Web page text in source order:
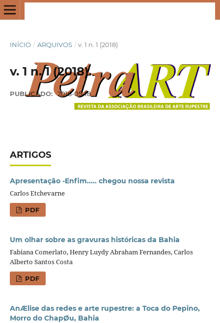
INÍCIO / ARQUIVOS / v. 1 n. 1 (2018)
v. 1 n. 1 (2018)
PUBLICADO: 2018-05-18
ARTIGOS
Apresentação -Enﬁm..... chegou nossa revista
Carlos Etchevarne
PDF
Um olhar sobre as gravuras históricas da Bahia
Fabiana Comerlato, Henry Luydy Abraham Fernandes, Carlos
Alberto Santos Costa
PDF
AnÆlise das redes e arte rupestre: a Toca do Pepino,
Morro do ChapØu, Bahia